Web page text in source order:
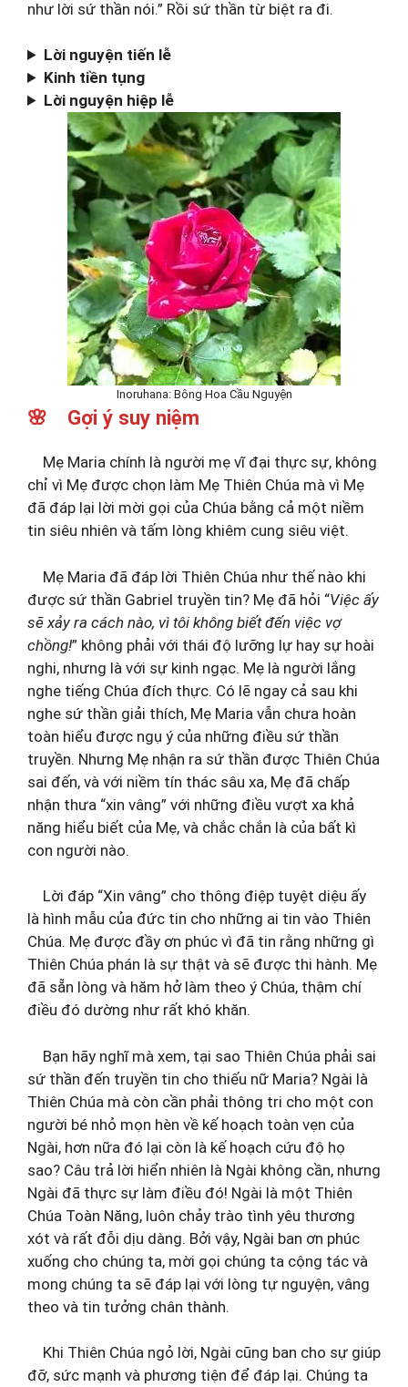
như lời sứ thần nói.” Rồi sứ thần từ biệt ra đi.
Lời nguyện tiến lễ
Kinh tiền tụng
Lời nguyện hiệp lễ
Inoruhana: Bông Hoa Cầu Nguyện
🌸 Gợi ý suy niệm
Mẹ Maria chính là người mẹ vĩ đại thực sự, không
chỉ vì Mẹ được chọn làm Mẹ Thiên Chúa mà vì Mẹ
đã đáp lại lời mời gọi của Chúa bằng cả một niềm
tin siêu nhiên và tấm lòng khiêm cung siêu việt.
Mẹ Maria đã đáp lời Thiên Chúa như thế nào khi
được sứ thần Gabriel truyền tin? Mẹ đã hỏi “Việc ấy
sẽ xảy ra cách nào, vì tôi không biết đến việc vợ
chồng!” không phải với thái độ lưỡng lự hay sự hoài
nghi, nhưng là với sự kinh ngạc. Mẹ là người lắng
nghe tiếng Chúa đích thực. Có lẽ ngay cả sau khi
nghe sứ thần giải thích, Mẹ Maria vẫn chưa hoàn
toàn hiểu được ngụ ý của những điều sứ thần
truyền. Nhưng Mẹ nhận ra sứ thần được Thiên Chúa
sai đến, và với niềm tín thác sâu xa, Mẹ đã chấp
nhận thưa “xin vâng” với những điều vượt xa khả
năng hiểu biết của Mẹ, và chắc chắn là của bất kì
con người nào.
Lời đáp “Xin vâng” cho thông điệp tuyệt diệu ấy
là hình mẫu của đức tin cho những ai tin vào Thiên
Chúa. Mẹ được đầy ơn phúc vì đã tin rằng những gì
Thiên Chúa phán là sự thật và sẽ được thi hành. Mẹ
đã sẵn lòng và hăm hở làm theo ý Chúa, thậm chí
điều đó dường như rất khó khăn.
Bạn hãy nghĩ mà xem, tại sao Thiên Chúa phải sai
sứ thần đến truyền tin cho thiếu nữ Maria? Ngài là
Thiên Chúa mà còn cần phải thông tri cho một con
người bé nhỏ mọn hèn về kế hoạch toàn vẹn của
Ngài, hơn nữa đó lại còn là kế hoạch cứu độ họ
sao? Câu trả lời hiển nhiên là Ngài không cần, nhưng
Ngài đã thực sự làm điều đó! Ngài là một Thiên
Chúa Toàn Năng, luôn chảy trào tình yêu thương
xót và rất đỗi dịu dàng. Bởi vậy, Ngài ban ơn phúc
xuống cho chúng ta, mời gọi chúng ta cộng tác và
mong chúng ta sẽ đáp lại với lòng tự nguyện, vâng
theo và tin tưởng chân thành.
Khi Thiên Chúa ngỏ lời, Ngài cũng ban cho sự giúp
đỡ, sức mạnh và phương tiện để đáp lại. Chúng ta